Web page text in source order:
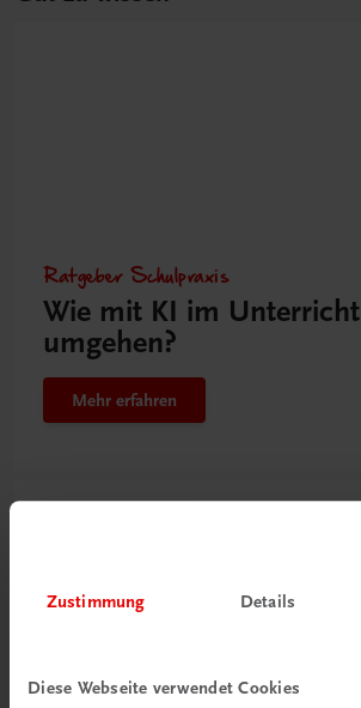
Zustimmung Details
Diese Webseite verwendet Cookies
Ratgeber Schulpraxis
Wie mit KI im Unterricht
umgehen?
Mehr erfahren